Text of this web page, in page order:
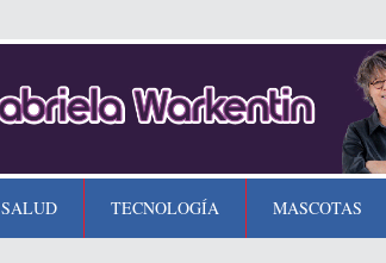
SALUD TECNOLOGÍA MASCOTAS